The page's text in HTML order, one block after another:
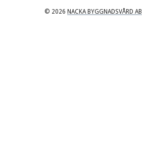
© 2026 NACKA BYGGNADSVÅRD AB